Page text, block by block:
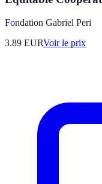
Fondation Gabriel Peri
3.89 EURVoir le prix